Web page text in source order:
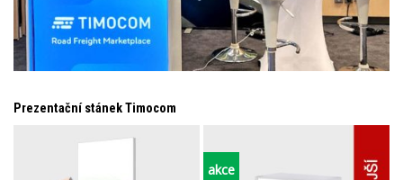
Prezentační stánek Timocom
akce